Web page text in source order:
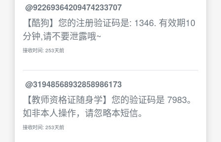
@92269364209474233707
【酷狗】您的注册验证码是: 1346. 有效期10
分钟,请不要泄露哦~
接收时间: 253天前
@31948568932858986173
【教师资格证随身学】您的验证码是 7983。
如非本人操作，请忽略本短信。
接收时间: 253天前